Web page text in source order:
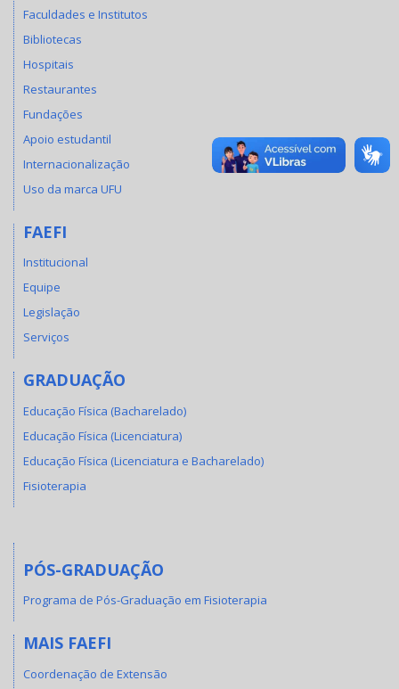
Faculdades e Institutos
Bibliotecas
Hospitais
Restaurantes
Fundações
Apoio estudantil
Internacionalização
Uso da marca UFU
FAEFI
Institucional
Equipe
Legislação
Serviços
GRADUAÇÃO
Educação Física (Bacharelado)
Educação Física (Licenciatura)
Educação Física (Licenciatura e Bacharelado)
Fisioterapia
PÓS-GRADUAÇÃO
Programa de Pós-Graduação em Fisioterapia
MAIS FAEFI
Coordenação de Extensão